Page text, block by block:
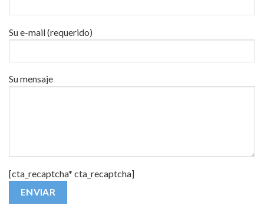
Su e-mail (requerido)
Su mensaje
[cta_recaptcha* cta_recaptcha]